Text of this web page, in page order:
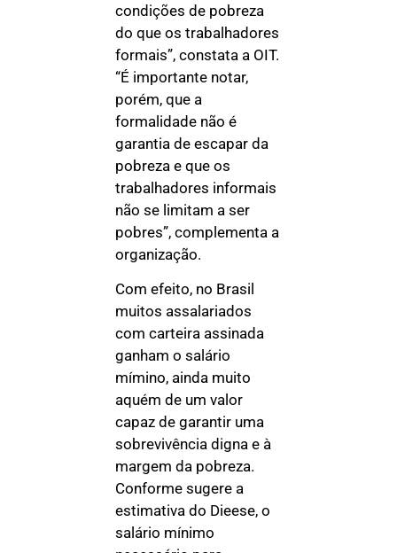
condições de pobreza
do que os trabalhadores
formais”, constata a OIT.
“É importante notar,
porém, que a
formalidade não é
garantia de escapar da
pobreza e que os
trabalhadores informais
não se limitam a ser
pobres”, complementa a
organização.
Com efeito, no Brasil
muitos assalariados
com carteira assinada
ganham o salário
mímino, ainda muito
aquém de um valor
capaz de garantir uma
sobrevivência digna e à
margem da pobreza.
Conforme sugere a
estimativa do Dieese, o
salário mínimo